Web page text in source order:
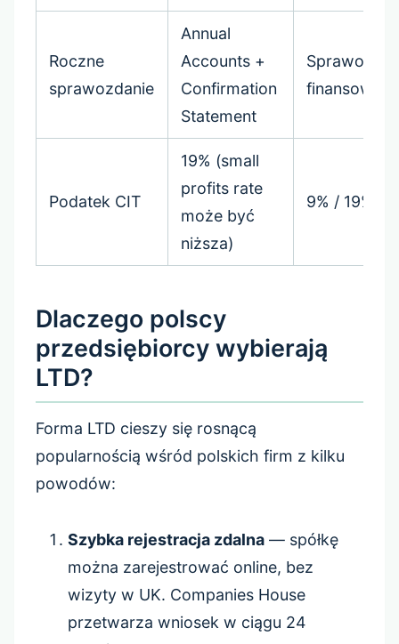
Roczne
sprawozdanie
Annual
Accounts +
Confirmation
Statement
finansowe
Podatek CIT
19% (small
profits rate
może być
niższa)
9% / 19%
Dlaczego polscy
przedsiębiorcy wybierają
LTD?
Forma LTD cieszy się rosnącą
popularnością wśród polskich firm z kilku
powodów:
Szybka rejestracja zdalna— spółkę
można zarejestrować online, bez
wizyty w UK. Companies House
przetwarza wniosek w ciągu 24